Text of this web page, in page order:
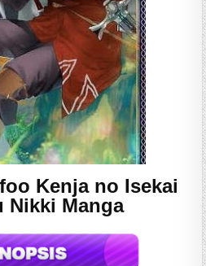
Kenja no Isekai
Nikki Manga